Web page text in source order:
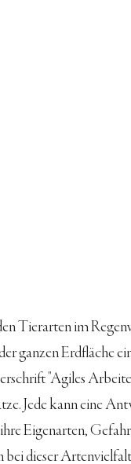
Tierarten im
ganzen Erdfläche
"Agiles
Jede kann eine
Eigenarten,
bei dieser